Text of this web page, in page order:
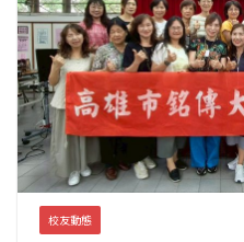
校友動態